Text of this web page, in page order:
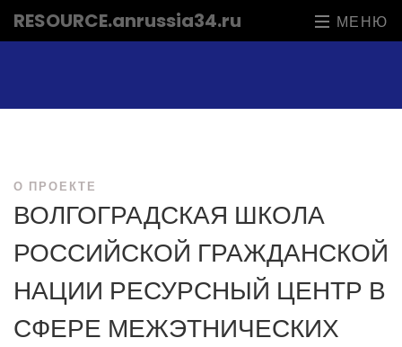
RESOURCE.anrussia34.ru МЕНЮ
О ПРОЕКТЕ
ВОЛГОГРАДСКАЯ ШКОЛА
РОССИЙСКОЙ ГРАЖДАНСКОЙ
НАЦИИ РЕСУРСНЫЙ ЦЕНТР В
СФЕРЕ МЕЖЭТНИЧЕСКИХ